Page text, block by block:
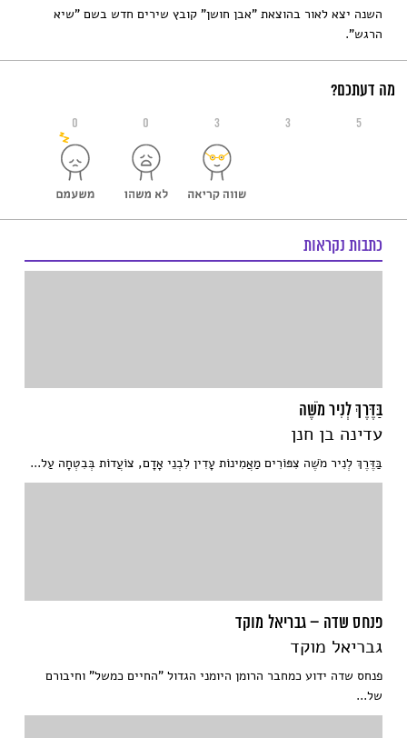
השנה יצא לאור בהוצאת "אבן חושן" קובץ שירים חדש בשם "שיא
הרגש".
מה דעתכם?
0 0 3 3 5
כתבות נקראות
בַּדֶּרֶךְ לְנִיר מֹשֶׁה
עדינה בן חנן
בַּדֶּרֶךְ לְנִיר מֹשֶׁה צִפּוֹרִים מַאֲמִינוֹת עָדִין לִבְנֵי אָדָם, צוֹעֲדוֹת בְּבִטְחָה עַל...
פנחס שדה – גבריאל מוקד
גבריאל מוקד
פנחס שדה ידוע כמחבר הרומן היומני הגדול "החיים כמשל" וחיבורם
של...